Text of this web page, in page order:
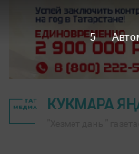
КУКМАРА
4